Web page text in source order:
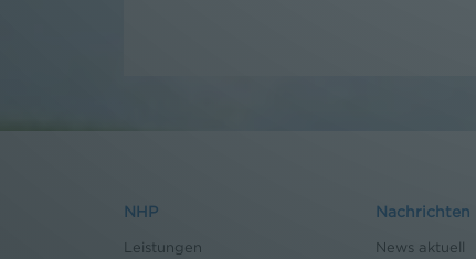
NHP
Leistungen
Nachrichten
News aktuell